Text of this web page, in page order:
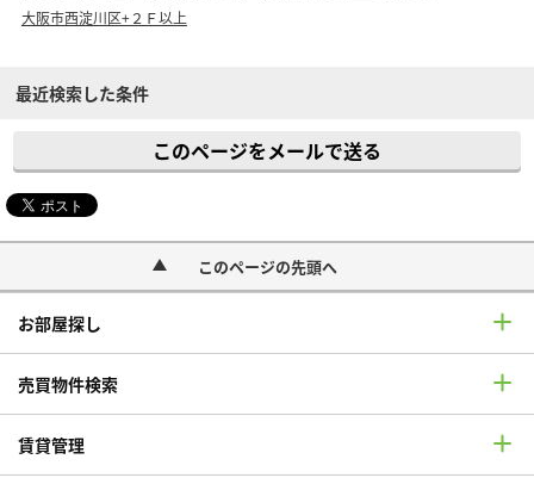
大阪市西淀川区+２Ｆ以上
最近検索した条件
このページをメールで送る
このページの先頭へ
お部屋探し
売買物件検索
賃貸管理